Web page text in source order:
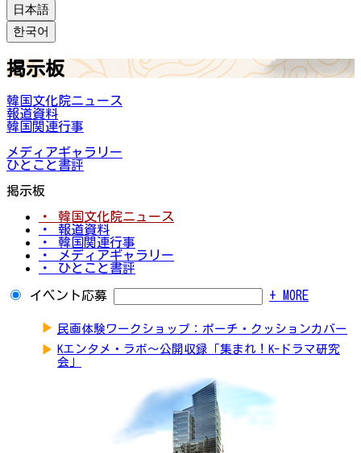
日本語
한국어
掲示板
韓国文化院ニュース
報道資料
韓国関連行事
メディアギャラリー
ひとこと書評
掲示板
・ 韓国文化院ニュース
・ 報道資料
・ 韓国関連行事
・ メディアギャラリー
・ ひとこと書評
イベント応募 + MORE
▶ 民画体験ワークショップ：ポーチ・クッションカバー
▶ Kエンタメ・ラボ～公開収録「集まれ！K-ドラマ研究
会」